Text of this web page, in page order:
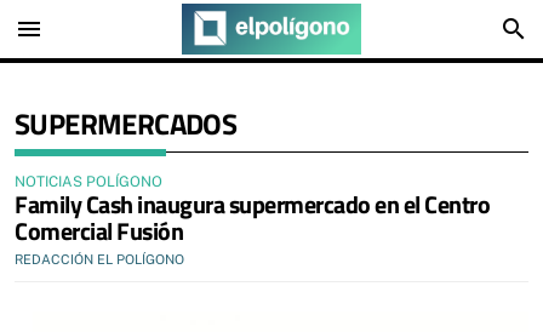
menu search
SUPERMERCADOS
NOTICIAS POLÍGONO
Family Cash inaugura supermercado en el Centro
Comercial Fusión
REDACCIÓN EL POLÍGONO